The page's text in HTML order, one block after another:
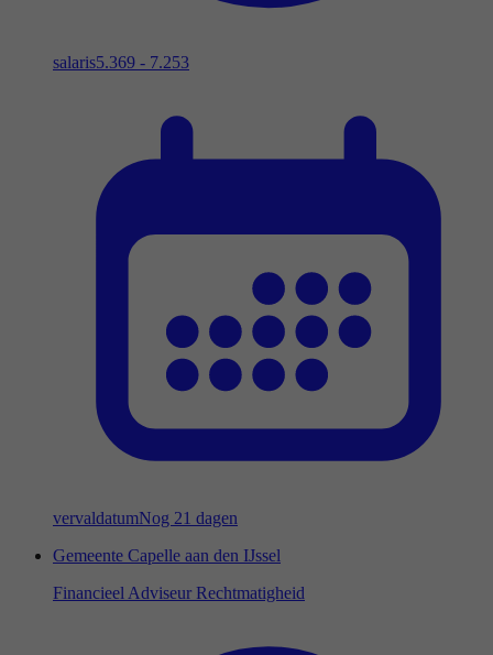
salaris5.369 - 7.253
vervaldatumNog 21 dagen
Gemeente Capelle aan den IJssel
Financieel Adviseur Rechtmatigheid